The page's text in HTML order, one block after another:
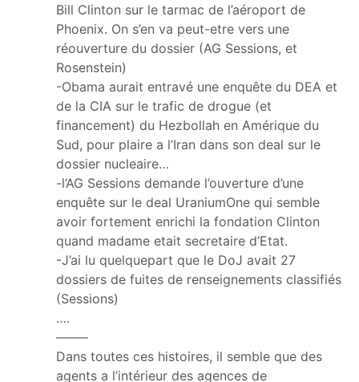
Bill Clinton sur le tarmac de l’aéroport de
Phoenix. On s’en va peut-etre vers une
réouverture du dossier (AG Sessions, et
Rosenstein)
-Obama aurait entravé une enquête du DEA et
de la CIA sur le trafic de drogue (et
financement) du Hezbollah en Amérique du
Sud, pour plaire a l’Iran dans son deal sur le
dossier nucleaire…
-l’AG Sessions demande l’ouverture d’une
enquête sur le deal UraniumOne qui semble
avoir fortement enrichi la fondation Clinton
quand madame etait secretaire d’Etat.
-J’ai lu quelquepart que le DoJ avait 27
dossiers de fuites de renseignements classifiés
(Sessions)
….
——–
Dans toutes ces histoires, il semble que des
agents a l’intérieur des agences de